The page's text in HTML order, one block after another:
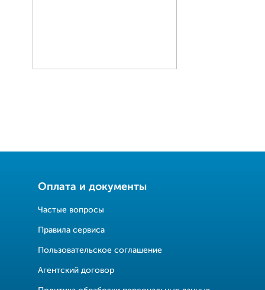
Оплата и документы
Частые вопросы
Правила сервиса
Пользовательское соглашение
Агентский договор